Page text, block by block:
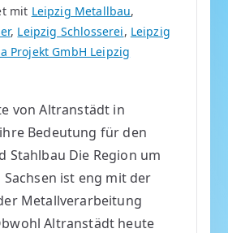
mit Leipzig Metallbau,
, Leipzig Schlosserei, Leipzig
Projekt GmbH Leipzig
von Altranstädt in
Bedeutung für den
Stahlbau Die Region um
ist eng mit der
Metallverarbeitung
Altranstädt heute